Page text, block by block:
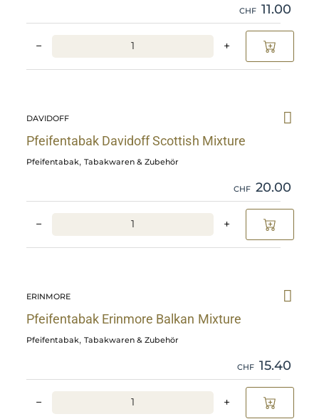
CHF 11.00
− +
Davidoff
Scottish
Mixture
DAVIDOFF
Pfeifentabak Davidoff Scottish Mixture
Pfeifentabak, Tabakwaren & Zubehör
CHF 20.00
− +
Erinmore
Balkan
Mixture
ERINMORE
Pfeifentabak Erinmore Balkan Mixture
Pfeifentabak, Tabakwaren & Zubehör
CHF 15.40
− +